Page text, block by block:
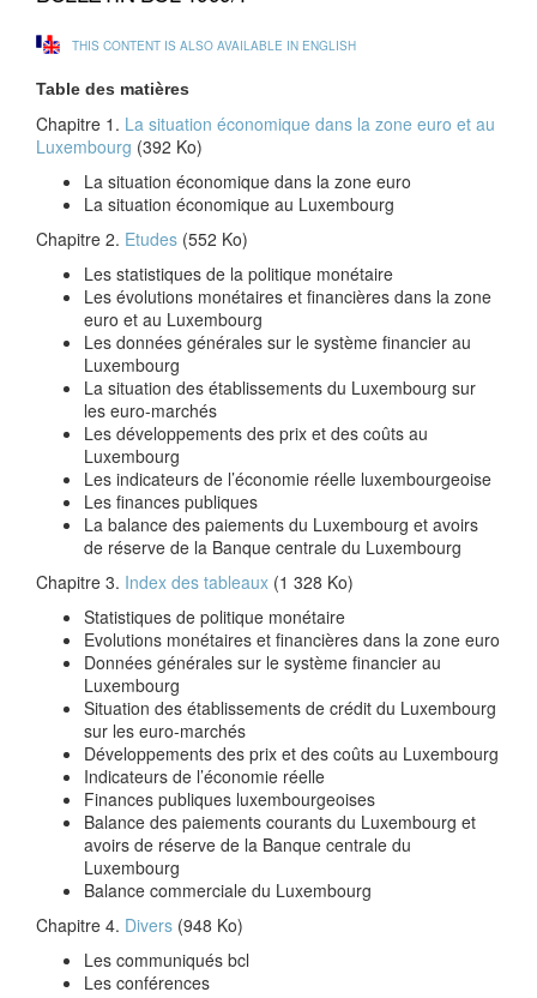
THIS CONTENT IS ALSO AVAILABLE IN ENGLISH
Table des matières
Chapitre 1. La situation économique dans la zone euro et au
Luxembourg (392 Ko)
La situation économique dans la zone euro
La situation économique au Luxembourg
Chapitre 2. Etudes (552 Ko)
Les statistiques de la politique monétaire
Les évolutions monétaires et financières dans la zone
euro et au Luxembourg
Les données générales sur le système financier au
Luxembourg
La situation des établissements du Luxembourg sur
les euro-marchés
Les développements des prix et des coûts au
Luxembourg
Les indicateurs de l’économie réelle luxembourgeoise
Les finances publiques
La balance des paiements du Luxembourg et avoirs
de réserve de la Banque centrale du Luxembourg
Chapitre 3. Index des tableaux (1 328 Ko)
Statistiques de politique monétaire
Evolutions monétaires et financières dans la zone euro
Données générales sur le système financier au
Luxembourg
Situation des établissements de crédit du Luxembourg
sur les euro-marchés
Développements des prix et des coûts au Luxembourg
Indicateurs de l’économie réelle
Finances publiques luxembourgeoises
Balance des paiements courants du Luxembourg et
avoirs de réserve de la Banque centrale du
Luxembourg
Balance commerciale du Luxembourg
Chapitre 4. Divers (948 Ko)
Les communiqués bcl
Les conférences